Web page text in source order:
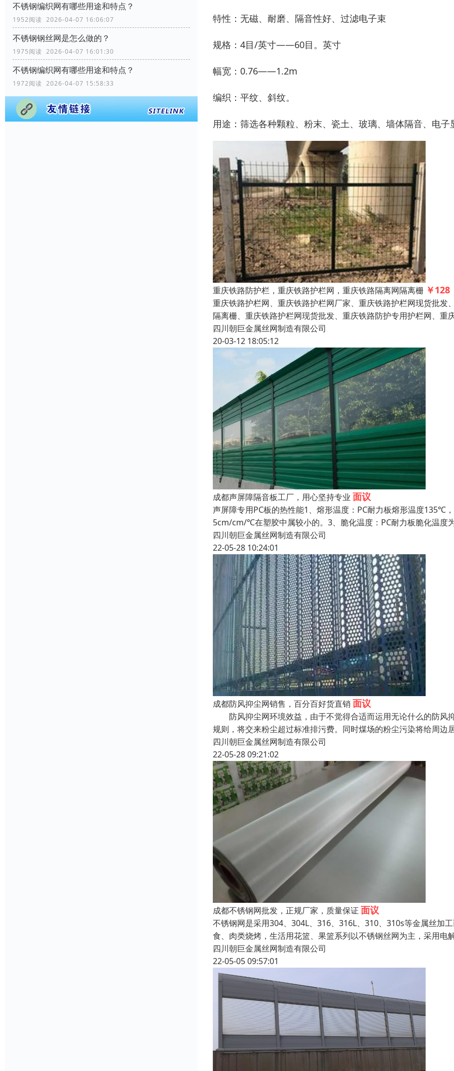
不锈钢编织网有哪些用途和特点？
1952阅读 2026-04-07 16:06:07
不锈钢钢丝网是怎么做的？
1975阅读 2026-04-07 16:01:30
不锈钢编织网有哪些用途和特点？
1972阅读 2026-04-07 15:58:33
特性：无磁、耐磨、隔音性好、过滤电子束
规格：4目/英寸——60目。英寸
幅宽：0.76——1.2m
编织：平纹、斜纹。
用途：筛选各种颗粒、粉末、瓷土、玻璃、墙体隔音、电子
重庆铁路防护栏，重庆铁路护栏网，重庆铁路隔离网隔离栅 ￥128
重庆铁路护栏网、重庆铁路护栏网厂家、重庆铁路护栏网现货批
隔离栅、重庆铁路护栏网现货批发、重庆铁路防护专用护栏网、
四川朝巨金属丝网制造有限公司
20-03-12 18:05:12
成都声屏障隔音板工厂，用心坚持专业 面议
声屏障专用PC板的热性能1、熔形温度：PC耐力板熔形温度
5cm/cm/℃在塑胶中属较小的。3、脆化温度：PC耐力板脆化温
四川朝巨金属丝网制造有限公司
22-05-28 10:24:01
成都防风抑尘网销售，百分百好货直销 面议
防风抑尘网环境效益，由于不觉得合适而运用无论什么的防风
规则，将交来粉尘超过标准排污费。同时煤场的粉尘污染将给周
四川朝巨金属丝网制造有限公司
22-05-28 09:21:02
成都不锈钢网批发，正规厂家，质量保证 面议
不锈钢网是采用304、304L、316、316L、310、310s等金属丝加
食、肉类烧烤，生活用花篮、果篮系列以不锈钢丝网为主，采用电
四川朝巨金属丝网制造有限公司
22-05-05 09:57:01